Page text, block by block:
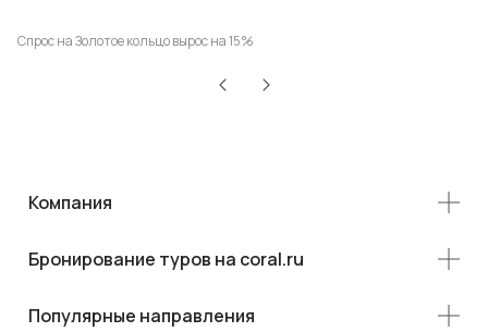
Спрос на Золотое кольцо вырос на 15%
Компания
Бронирование туров на coral.ru
Популярные направления